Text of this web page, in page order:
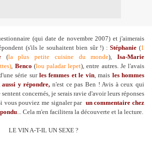
(qui date de novembre 2007) et j'aimerais
(s'ils le souhaitent bien sûr !) :Stéphanie (1
(la plus petite cuisine du monde), Isa-Marie
, Benco (lou paladar lepet), entre autres. Je l'avais
série sur les femmes et le vin, mais les hommes
aussi y répondre, n'est ce pas Ben ! Avis à ceux qui
concernés, je serais ravie d'avoir leurs réponses
vous pouviez me signaler par un commentaire chez
... Cela m'en facilitera la découverte et la lecture.
LE VIN A-T-IL UN SEXE ?